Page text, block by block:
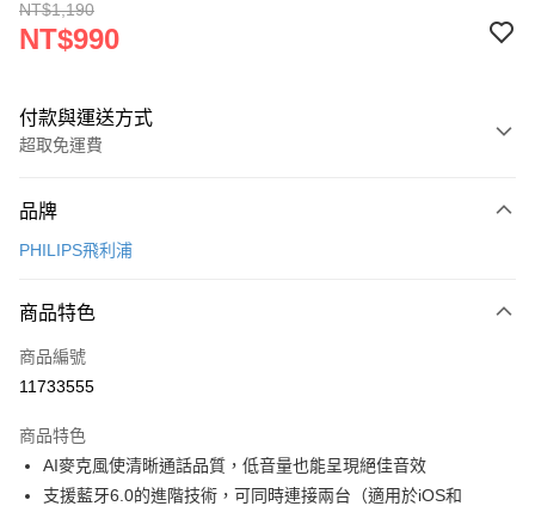
NT$1,190
NT$990
付款與運送方式
超取免運費
信用卡一次付款
3 期 0 利率 每期
合作金庫商業銀行
上海商業儲蓄銀行
臺灣中小企業銀行
匯豐（台灣）商業銀行
華泰商業銀行
聯邦商業銀行
遠東國際商業銀行
LINE Pay
Apple Pay
街口支付
悠遊付
品牌
PHILIPS飛利浦
商品特色
商品編號
11733555
商品特色
AI麥克風使清晰通話品質，低音量也能呈現絕佳音效
支援藍牙6.0的進階技術，可同時連接兩台（適用於iOS和